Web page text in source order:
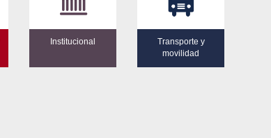
Institucional
Transporte y
movilidad